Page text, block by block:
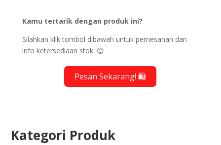
Kamu tertarik dengan produk ini?
Silahkan klik tombol dibawah untuk pemesanan dan
info ketersediaan stok. 😊
Pesan Sekarang! 🛍️
Kategori Produk